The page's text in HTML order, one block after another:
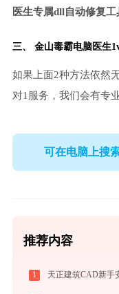
医生专属dll自动修复工
三、 金山毒霸电脑医生
如果上面2种方法依然
对1服务，我们会有专
可在电脑上搜
推荐内容
1